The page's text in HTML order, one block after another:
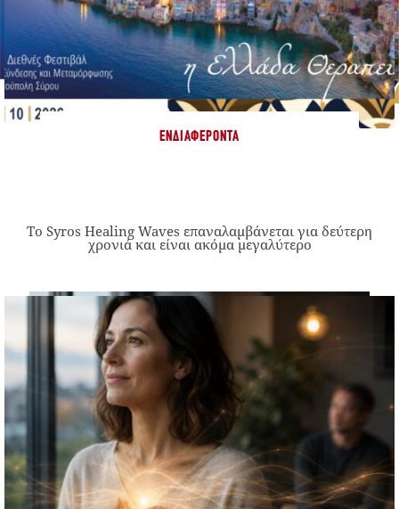
ΕΝΔΙΑΦΈΡΟΝΤΑ
Το Syros Healing Waves επαναλαμβάνεται για δεύτερη
χρονιά και είναι ακόμα μεγαλύτερο